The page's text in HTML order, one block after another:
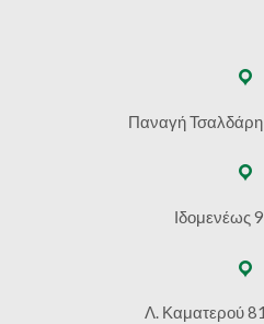
Παναγή Τσαλδάρη
Ιδομενέως
Λ. Καματερού